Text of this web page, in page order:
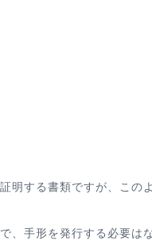
明する書類ですが、この
、手形を発行する必要は